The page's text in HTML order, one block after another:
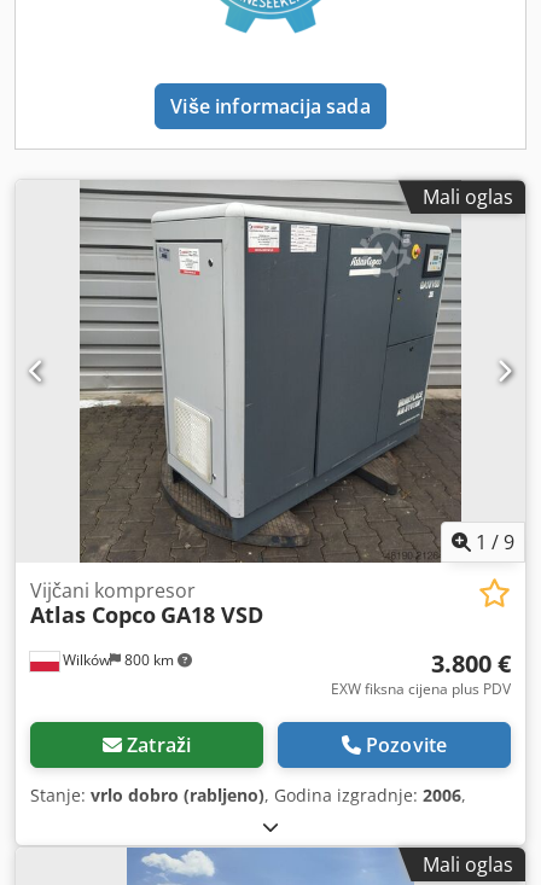
Više informacija sada
Mali oglas
1 /9
Wilków 800 km
Vijčani kompresor
Atlas Copco GA18 VSD
3.800 €
EXW fiksna cijena plus PDV
Zatraži Pozovite
Stanje: vrlo dobro (rabljeno), Godina izgradnje: 2006,
Mali oglas